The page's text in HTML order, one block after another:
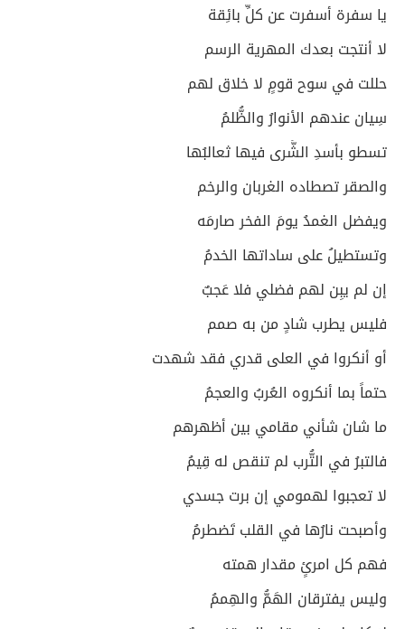
يا سفرة أسفرت عن كلِّ بائِقة
لا أنتجت بعدك المهرية الرسم
حللت في سوح قومٍ لا خلاق لهم
سِيان عندهم الأنوارُ والظُّلمُ
تسطو بأسدِ الشَّرى فيها ثعالبُها
والصقر تصطاده الغربان والرخم
ويفضل الغمدُ يومَ الفخر صارمَه
وتستطيلُ على ساداتها الخدمُ
إن لم يبِن لهم فضلي فلا عَجبٌ
فليس يطرب شادٍ من به صمم
أو أنكروا في العلى قدري فقد شهدت
حتماً بما أنكروه العُربُ والعجمُ
ما شان شأني مقامي بين أظهرهم
فالتبرُ في التُّرب لم تنقص له قِيمُ
لا تعجبوا لهمومي إن برت جسدي
وأصبحت نارُها في القلب تَضطرمُ
فهم كل امرئٍ مقدار همته
وليس يفترقان الهَمُّ والهِممُ